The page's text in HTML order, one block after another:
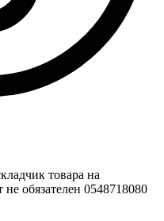
товара на
обязателен 0548718080